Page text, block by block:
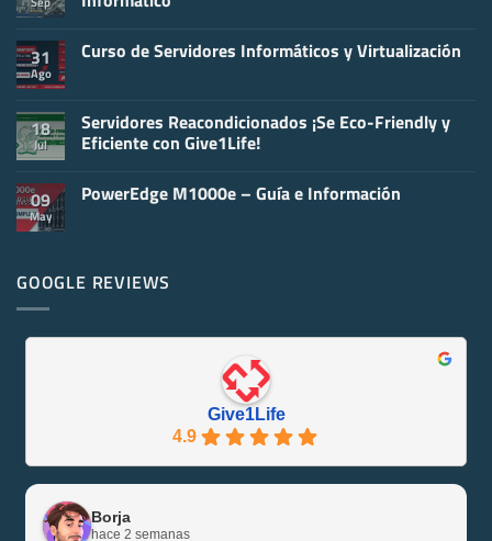
comentarios
Mantenimiento
de
un
31
Ago
Curso de Servidores Informáticos y Virtualización
en
Curso
de
y
Virtualización
18
Jul
Servidores Reacondicionados ¡Se Eco-Friendly y
Eficiente con Give1Life!
comentarios
Friendly
y
Give1Life!
09
May
PowerEdge M1000e – Guía e Información
PowerEdge
M1000e
Información
GOOGLE REVIEWS
Give1Life
4.9
Borja
hace 2 semanas